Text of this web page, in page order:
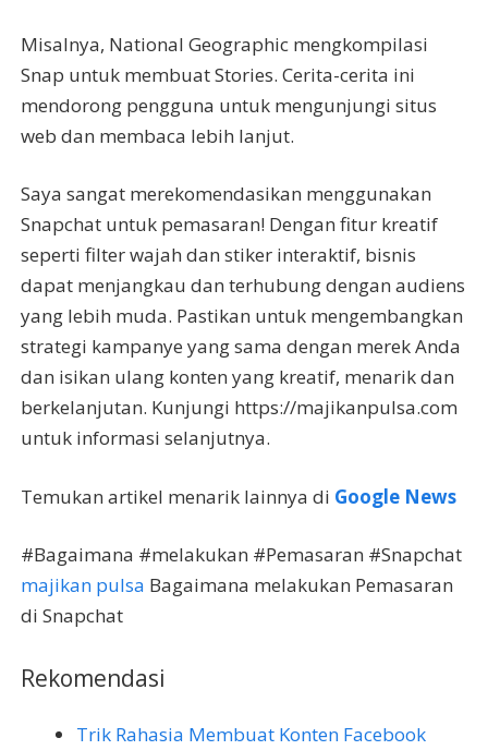
Misalnya, National Geographic mengkompilasi
Snap untuk membuat Stories. Cerita-cerita ini
mendorong pengguna untuk mengunjungi situs
web dan membaca lebih lanjut.
Saya sangat merekomendasikan menggunakan
Snapchat untuk pemasaran! Dengan fitur kreatif
seperti filter wajah dan stiker interaktif, bisnis
dapat menjangkau dan terhubung dengan audiens
yang lebih muda. Pastikan untuk mengembangkan
strategi kampanye yang sama dengan merek Anda
dan isikan ulang konten yang kreatif, menarik dan
berkelanjutan. Kunjungi https://majikanpulsa.com
untuk informasi selanjutnya.
Temukan artikel menarik lainnya di Google News
#Bagaimana #melakukan #Pemasaran #Snapchat
majikan pulsa Bagaimana melakukan Pemasaran
di Snapchat
Rekomendasi
Trik Rahasia Membuat Konten Facebook